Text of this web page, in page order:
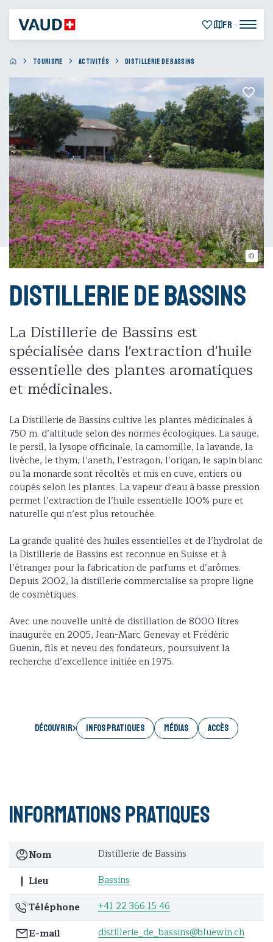
FR
TOURISME ACTIVITÉS DISTILLERIE DE BASSINS
© Distillerie de Bassins
Distillerie de Bassins
La Distillerie de Bassins est
spécialisée dans l'extraction d'huile
essentielle des plantes aromatiques
et médicinales.
La Distillerie de Bassins cultive les plantes médicinales à
750 m. d’altitude selon des normes écologiques. La sauge,
le persil, la lysope officinale, la camomille, la lavande, la
livèche, le thym, l’aneth, l’estragon, l’origan, le sapin blanc
ou la monarde sont récoltés et mis en cuve, entiers ou
coupés selon les plantes. La vapeur d'eau à basse pression
permet l’extraction de l’huile essentielle 100% pure et
naturelle qui n’est plus retouchée.
La grande qualité des huiles essentielles et de l’hydrolat de
la Distillerie de Bassins est reconnue en Suisse et à
l’étranger pour la fabrication de parfums et d’arômes.
Depuis 2002, la distillerie commercialise sa propre ligne
de cosmétiques.
Avec une nouvelle unité de distillation de 8000 litres
inaugurée en 2005, Jean-Marc Genevay et Frédéric
Guenin, fils et neveu des fondateurs, poursuivent la
recherche d’excellence initiée en 1975.
Découvrir INFOS PRATIQUES MÉDIAS ACCÈS
Informations pratiques
Nom
Distillerie de Bassins
Lieu
Bassins
Téléphone
+41 22 366 15 46
E-mail
distillerie_de_bassins@bluewin.ch